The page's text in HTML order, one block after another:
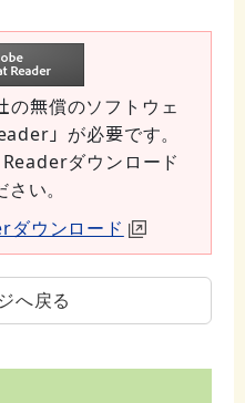
の無償のソフトウェ
」が必要です。
ダウンロード
い。
ウンロード
へ戻る